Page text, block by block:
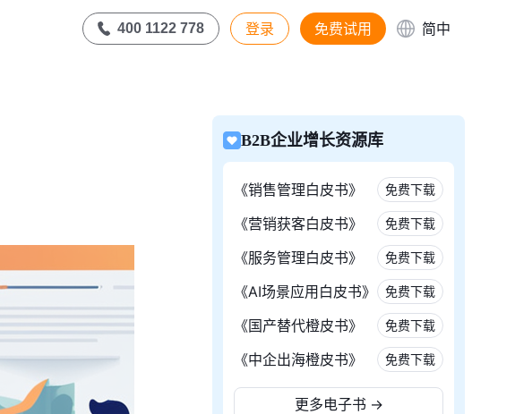
400 1122 778 登录 免费试用 简中
B2B企业增长资源库
《销售管理白皮书》 免费下载
《营销获客白皮书》 免费下载
《服务管理白皮书》 免费下载
《AI场景应用白皮书》 免费下载
《国产替代橙皮书》 免费下载
《中企出海橙皮书》 免费下载
更多电子书 →